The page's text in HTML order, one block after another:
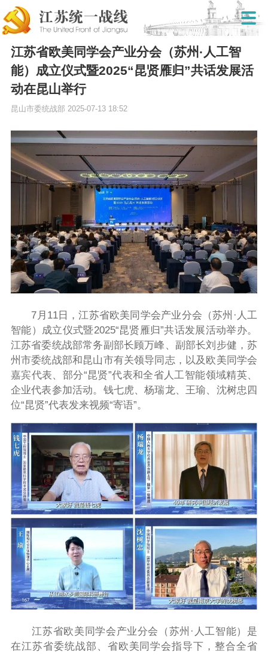
江苏省欧美同学会产业分会（苏州·人工智
能）成立仪式暨2025“昆贤雁归”共话发展活
动在昆山举行​
昆山市委统战部 2025-07-13 18:52
7月11日，江苏省欧美同学会产业分会（苏州·人工
智能）成立仪式暨2025“昆贤雁归”共话发展活动举办。
江苏省委统战部常务副部长顾万峰、副部长刘步健，苏
州市委统战部和昆山市有关领导同志，以及欧美同学会
嘉宾代表、部分“昆贤”代表和全省人工智能领域精英、
企业代表参加活动。钱七虎、杨瑞龙、王瑜、沈树忠四
位“昆贤”代表发来视频“寄语”。
江苏省欧美同学会产业分会（苏州·人工智能）是
在江苏省委统战部、省欧美同学会指导下，整合全省